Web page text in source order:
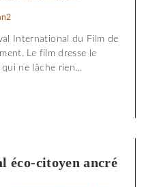
d’effroi
à
International du Film de
Le film dresse le
ne lâche rien…
éco-citoyen ancré